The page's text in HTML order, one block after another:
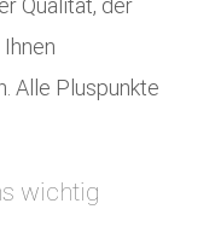
Qualität, der
Alle Pluspunkte
wichtig